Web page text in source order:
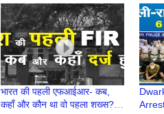
भारत की पहली एफआईआर- कब,
कहाँ और कौन था वो पहला शख्स? |